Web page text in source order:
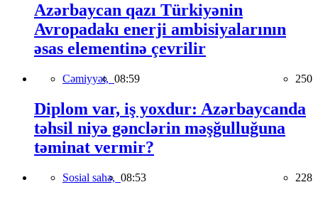
Azərbaycan qazı Türkiyənin
Avropadakı enerji ambisiyalarının
əsas elementinə çevrilir
Cəmiyyət, 08:59 250
Diplom var, iş yoxdur: Azərbaycanda
təhsil niyə gənclərin məşğulluğuna
təminat vermir?
Sosial sahə, 08:53 228